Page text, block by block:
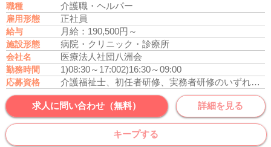
職種 介護職・ヘルパー
雇用形態 正社員
給与 月給：190,500円～
施設形態 病院・クリニック・診療所
会社名 医療法人社団八洲会
勤務時間 1)08:30～17:002)16:30～09:00
応募資格 介護福祉士、初任者研修、実務者研修のいずれかの資格をお持ちの方
求人に問い合わせ（無料） 詳細を見る
キープする